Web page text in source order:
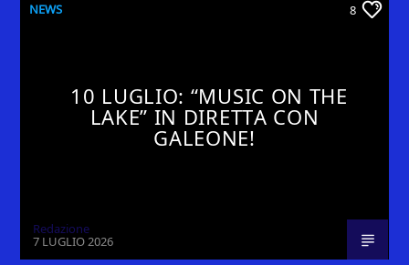
NEWS 8
10 LUGLIO: “MUSIC ON THE
LAKE” IN DIRETTA CON
GALEONE!
Redazione
7 LUGLIO 2026